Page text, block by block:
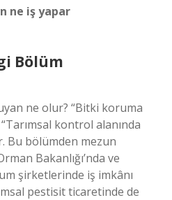
ne iş yapar
Bölüm
ne olur? “Bitki koruma
kontrol alanında
Bu bölümden mezun
Bakanlığı’nda ve
şirketlerinde iş imkânı
pestisit ticaretinde de